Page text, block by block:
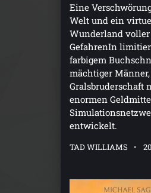
Eine
Welt und ein
Wunderland
GefahrenIn
farbigem
mächtiger
Gralsbruderschaft
enormen
entwickelt.
TAD WILLIAMS